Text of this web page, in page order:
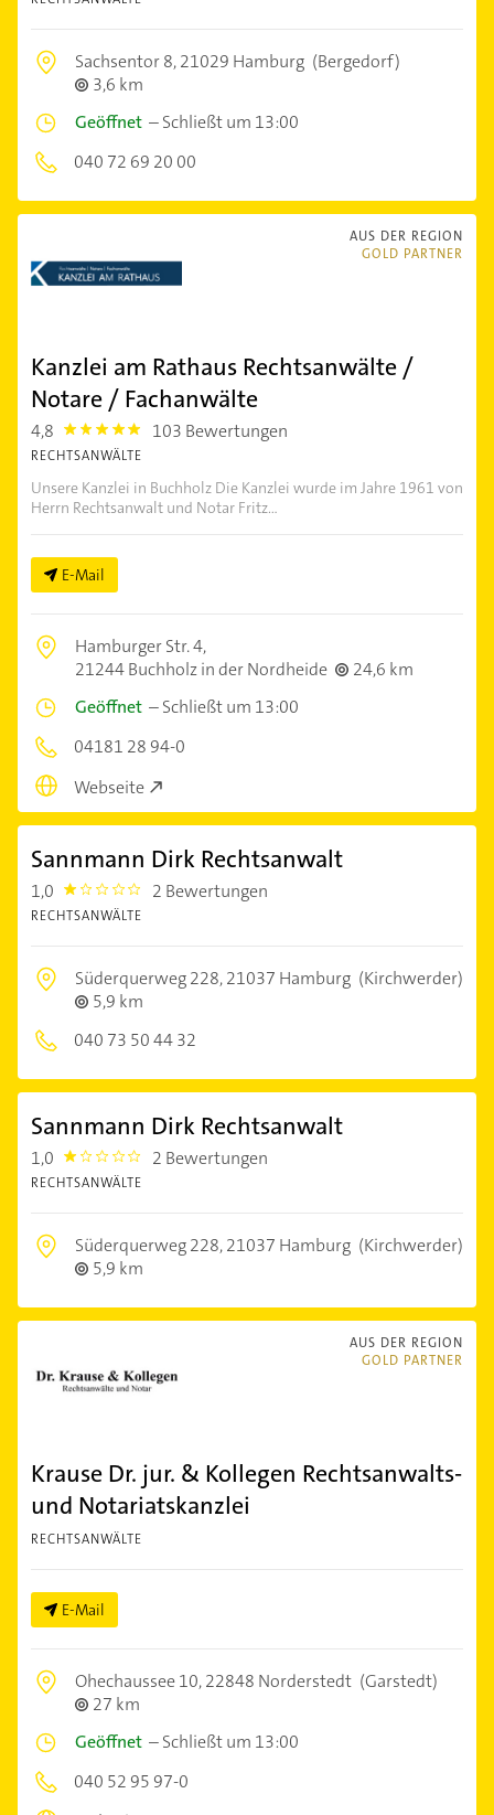
Sachsentor 8,21029 Hamburg (Bergedorf)
3,6 km
Geöffnet –Schließt um 13:00
040 72 69 20 00
AUS DER REGION
GOLD PARTNER
Kanzlei am Rathaus Rechtsanwälte /
Notare / Fachanwälte
4,8 4.8 103 Bewertungen
RECHTSANWÄLTE
Unsere Kanzlei in Buchholz Die Kanzlei wurde im Jahre 1961 von
Herrn Rechtsanwalt und Notar Fritz...
E-Mail
Hamburger Str. 4,
21244 Buchholz in der Nordheide
24,6 km
Geöffnet –Schließt um 13:00
04181 28 94-0
Webseite
Sannmann Dirk Rechtsanwalt
1,0 1.0 2 Bewertungen
RECHTSANWÄLTE
Süderquerweg 228,21037 Hamburg (Kirchwerder)
5,9 km
040 73 50 44 32
Sannmann Dirk Rechtsanwalt
1,0 1.0 2 Bewertungen
RECHTSANWÄLTE
Süderquerweg 228,21037 Hamburg (Kirchwerder)
5,9 km
AUS DER REGION
GOLD PARTNER
Krause Dr. jur. & Kollegen Rechtsanwalts-
und Notariatskanzlei
RECHTSANWÄLTE
E-Mail
Ohechaussee 10,22848 Norderstedt (Garstedt)
27 km
Geöffnet –Schließt um 13:00
040 52 95 97-0